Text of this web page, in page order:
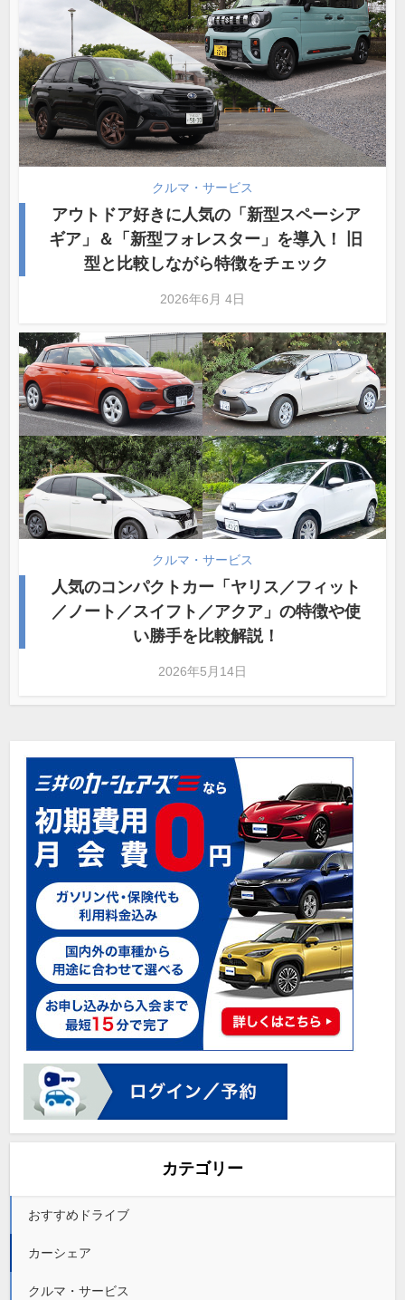
クルマ・サービス
アウトドア好きに人気の「新型スペーシア
ギア」＆「新型フォレスター」を導入！ 旧
型と比較しながら特徴をチェック
2026年6月 4日
クルマ・サービス
人気のコンパクトカー「ヤリス／フィット
／ノート／スイフト／アクア」の特徴や使
い勝手を比較解説！
2026年5月14日
カテゴリー
おすすめドライブ
カーシェア
クルマ・サービス